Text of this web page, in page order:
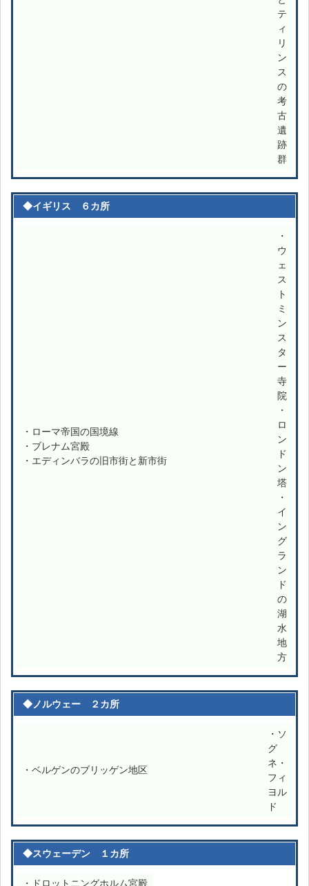
テ
ィ
リ
ン
ス
の
考
古
遺
跡
群
◆イギリス ６カ所
・ローマ帝国の国境線
・ブレナム宮殿
・エディンバラの旧市街と新市街
・
ウ
ェ
ス
ト
ミ
ン
ス
タ
ー
寺
院
・
ロ
ン
ド
ン
塔
・
イ
ン
グ
ラ
ン
ド
の
湖
水
地
方
◆ノルウェー ２カ所
・ベルゲンのブリッゲン地区
・ソ
グ
ネ・
フィ
ヨル
ド
◆スウェーデン １カ所
・ドロットニングホルム宮殿